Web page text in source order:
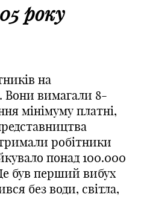
року
на
Вони вимагали 8-
мінімуму платні,
робітники
понад 100.000
був перший вибух
без води, світла,